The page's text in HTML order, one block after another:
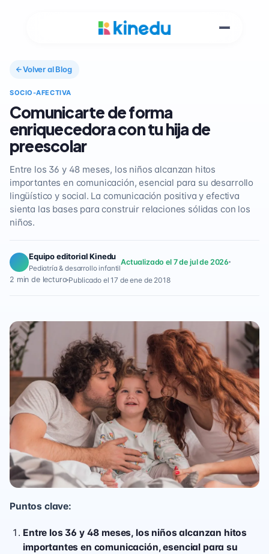
Volver al Blog
SOCIO-AFECTIVA
Comunicarte de forma
enriquecedora con tu hija de
preescolar
Entre los 36 y 48 meses, los niños alcanzan hitos
importantes en comunicación, esencial para su desarrollo
lingüístico y social. La comunicación positiva y efectiva
sienta las bases para construir relaciones sólidas con los
niños.
Equipo editorial Kinedu
Pediatría & desarrollo infantil
Actualizado el 7 de jul de 2026
2 min de lectura Publicado el 17 de ene de 2018
Puntos clave:
Entre los 36 y 48 meses, los niños alcanzan hitos
importantes en comunicación, esencial para su